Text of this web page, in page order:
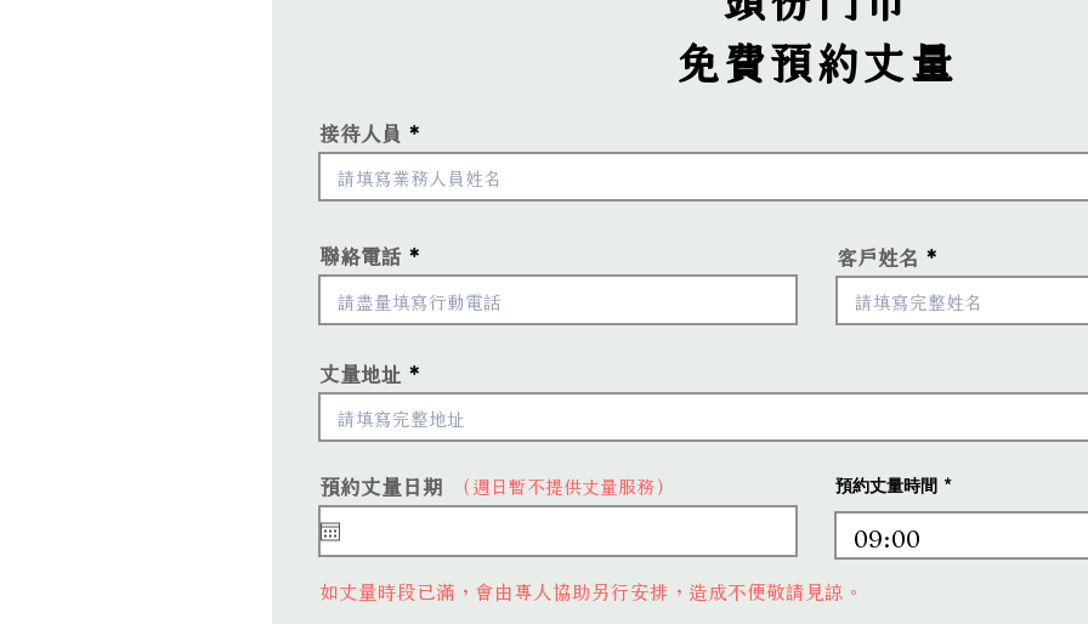
免費​預約丈量
接待人員
聯絡電話 客戶姓名
丈量地址
（週日暫不提供丈量服務） 預約丈量時間
09:00
預約丈量日期 r
e
i
r
e
如丈量時段已滿，會由專人協助另行安排，造成不便敬請見諒。